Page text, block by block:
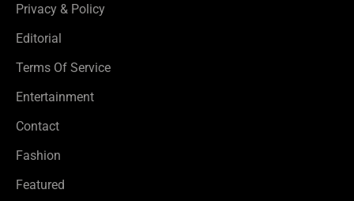
Privacy & Policy
Editorial
Terms Of Service
Entertainment
Contact
Fashion
Featured